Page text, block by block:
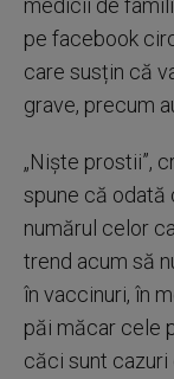
medicii de
pe facebook
care susțin că
grave, precum
„Niște prostii”,
spune că odată
numărul celor
trend acum să
în vaccinuri, în
păi măcar cele
căci sunt